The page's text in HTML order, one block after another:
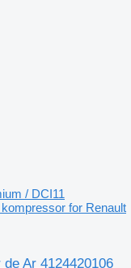
/ DCI11
for Renault
Ar 4124420106